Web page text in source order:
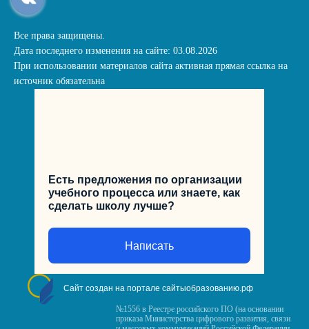
Все права защищены.
Дата последнего изменения на сайте: 03.08.2026
При использовании материалов сайта активная прямая ссылка на
источник обязательна
Есть предложения по организации
учебного процесса или знаете, как
сделать школу лучше?
Написать
Сайт создан на портале сайтыобразованию.рф
№1556 в Реестре российского ПО (на основании
приказа Министерства цифрового развития, связи